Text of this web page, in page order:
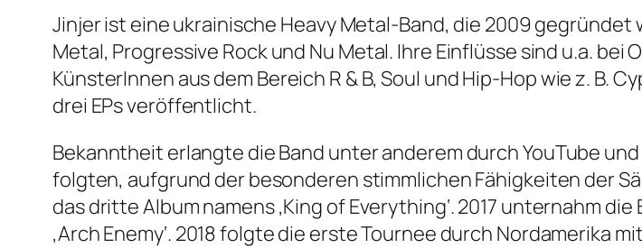
Jinjer ist eine ukrainische Heavy Metal-Band, die 2009
Metal, Progressive Rock und Nu Metal. Ihre Einflüsse sind u.a.
KünsterInnen aus dem Bereich R & B, Soul und Hip-Hop wie z. B.
drei EPs veröffentlicht.
Bekanntheit erlangte die Band unter anderem durch YouTube und
folgten, aufgrund der besonderen stimmlichen Fähigkeiten der
das dritte Album namens ‚King of Everything‘. 2017 unternahm
‚Arch Enemy‘. 2018 folgte die erste Tournee durch Nordamerika